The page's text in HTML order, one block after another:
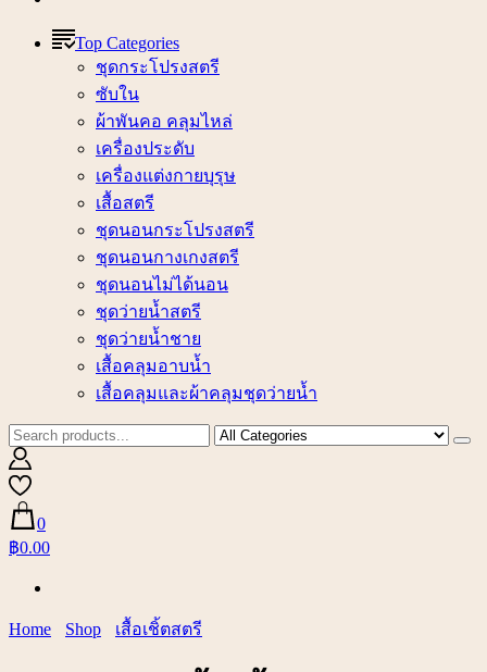
Top Categories
ชุดกระโปรงสตรี
ซับใน
ผ้าพันคอ คลุมไหล่
เครื่องประดับ
เครื่องแต่งกายบุรุษ
เสื้อสตรี
ชุดนอนกระโปรงสตรี
ชุดนอนกางเกงสตรี
ชุดนอนไม่ได้นอน
ชุดว่ายน้ำสตรี
ชุดว่ายน้ำชาย
เสื้อคลุมอาบน้ำ
เสื้อคลุมและผ้าคลุมชุดว่ายน้ำ
0
฿0.00
Home Shop เสื้อเชิ้ตสตรี